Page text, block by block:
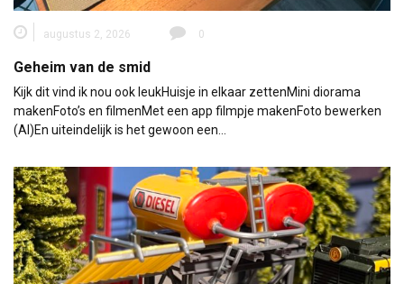
augustus 2, 2026 0
Geheim van de smid
Kijk dit vind ik nou ook leukHuisje in elkaar zettenMini diorama
makenFoto’s en filmenMet een app filmpje makenFoto bewerken
(AI)En uiteindelijk is het gewoon een…